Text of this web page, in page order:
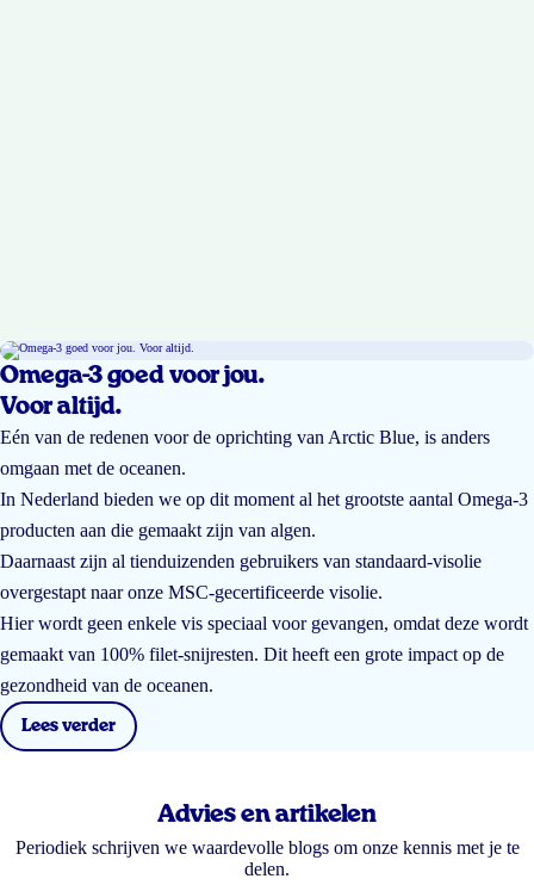
Omega-3 goed voor jou.
Voor altijd.
Eén van de redenen voor de oprichting van Arctic Blue, is anders
omgaan met de oceanen.
In Nederland bieden we op dit moment al het grootste aantal Omega-3
producten aan die gemaakt zijn van algen.
Daarnaast zijn al tienduizenden gebruikers van standaard-visolie
overgestapt naar onze MSC-gecertificeerde visolie.
Hier wordt geen enkele vis speciaal voor gevangen, omdat deze wordt
gemaakt van 100% filet-snijresten. Dit heeft een grote impact op de
gezondheid van de oceanen.
Lees verder
Advies en artikelen
Periodiek schrijven we waardevolle blogs om onze kennis met je te
delen.